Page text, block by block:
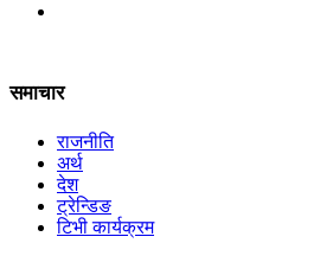
समाचार
राजनीति
अर्थ
देश
ट्रेन्डिङ
टिभी कार्यक्रम